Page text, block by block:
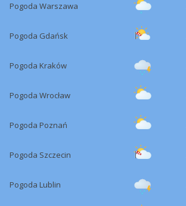
Pogoda Warszawa
Pogoda Gdańsk
Pogoda Kraków
Pogoda Wrocław
Pogoda Poznań
Pogoda Szczecin
Pogoda Lublin